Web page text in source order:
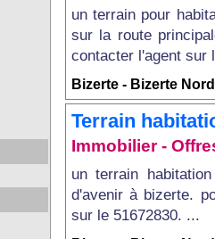
un terrain pour
sur la route
contacter l'agent sur
Bizerte - Bizerte
Terrain
Immobilier -
un terrain
d'avenir à bizerte.
sur le 51672830. ...